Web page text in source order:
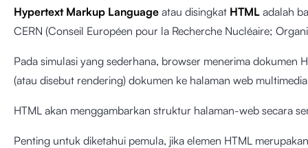
Hypertext Markup Language atau disingkat HTML adalah
CERN (Conseil Européen pour la Recherche Nucléaire;
Pada simulasi yang sederhana, browser menerima
(atau disebut rendering) dokumen ke halaman web
HTML akan menggambarkan struktur halaman-web secara
Penting untuk diketahui pemula, jika elemen HTML